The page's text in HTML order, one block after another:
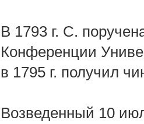
В 1793 г. С.
Конференции
в 1795 г. получил
Возведенный 10